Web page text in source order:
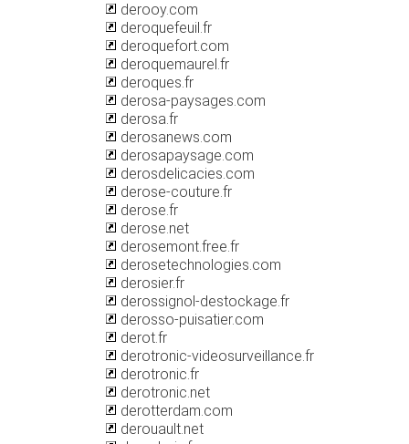
derooy.com
deroquefeuil.fr
deroquefort.com
deroquemaurel.fr
deroques.fr
derosa-paysages.com
derosa.fr
derosanews.com
derosapaysage.com
derosdelicacies.com
derose-couture.fr
derose.fr
derose.net
derosemont.free.fr
derosetechnologies.com
derosier.fr
derossignol-destockage.fr
derosso-puisatier.com
derot.fr
derotronic-videosurveillance.fr
derotronic.fr
derotronic.net
derotterdam.com
derouault.net